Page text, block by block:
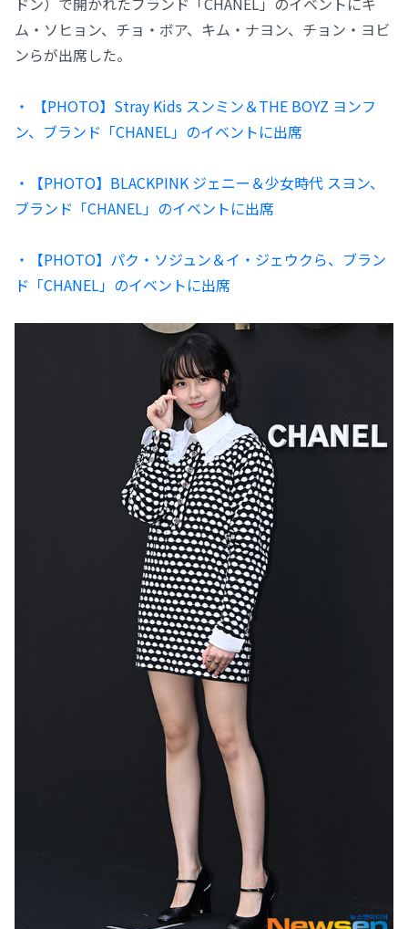
ム・ソヒョン、チョ・ボア、キム・ナヨン、チョン・ヨビ
ンらが出席した。
・ 【PHOTO】Stray Kids スンミン＆THE BOYZ ヨンフ
ン、ブランド「CHANEL」のイベントに出席
・【PHOTO】BLACKPINK ジェニー＆少女時代 スヨン、
ブランド「CHANEL」のイベントに出席
・【PHOTO】パク・ソジュン＆イ・ジェウクら、ブラン
ド「CHANEL」のイベントに出席